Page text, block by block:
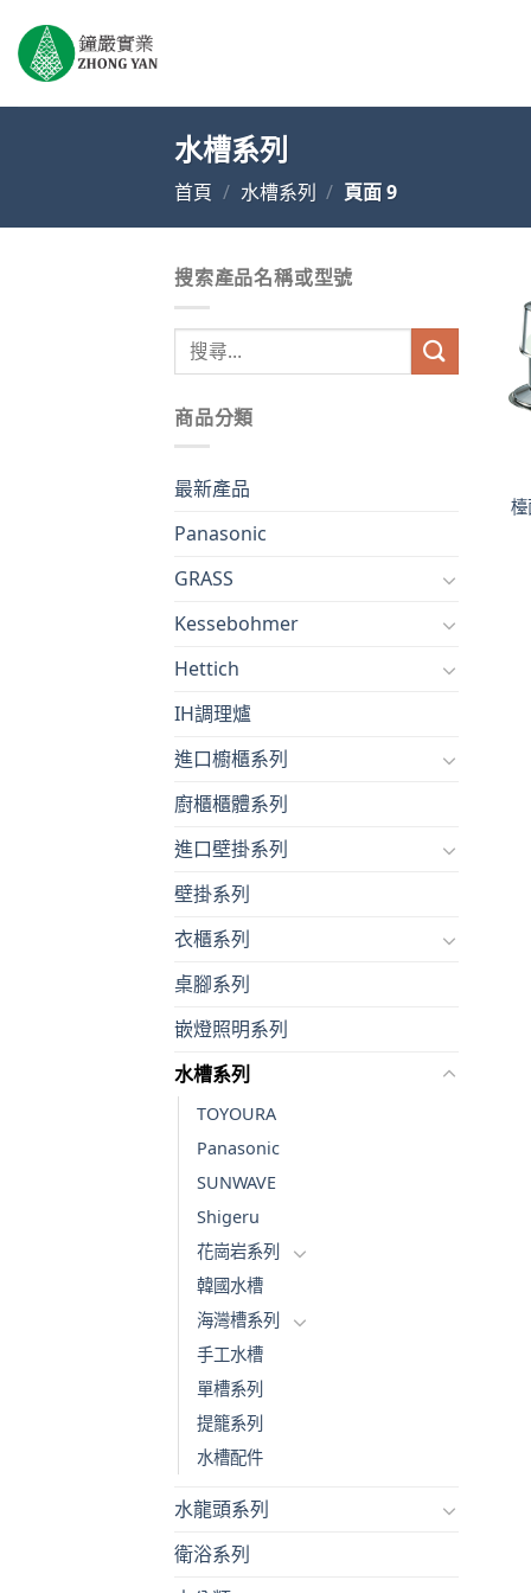
content
水槽系列
首頁 / 水槽系列 / 頁面 9
搜索產品名稱或型號
鍵
字:
商品分類
最新產品
Panasonic
GRASS
Kessebohmer
Hettich
IH調理爐
進口櫥櫃系列
廚櫃櫃體系列
進口壁掛系列
壁掛系列
衣櫃系列
桌腳系列
嵌燈照明系列
水槽系列
TOYOURA
Panasonic
SUNWAVE
Shigeru
花崗岩系列
韓國水槽
海灣槽系列
手工水槽
單槽系列
提籠系列
水槽配件
水龍頭系列
衛浴系列